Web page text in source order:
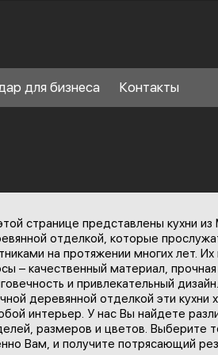
для бизнеса Контакты
странице представлены кухни
отделкой, которые
на протяжении многих лет.
– качественный материал, прочная
и привлекательный
деревянной отделкой эти кухни
интерьер. У нас Вы найдете
размеров и цветов. Выберите
Вам, и получите потрясающий